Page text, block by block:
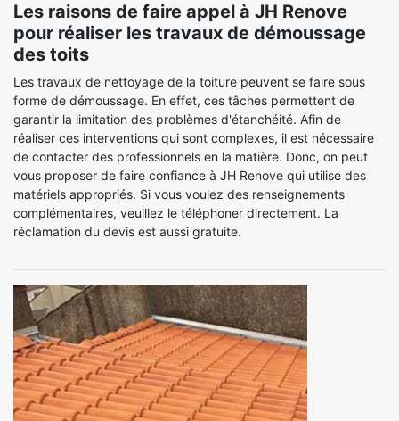
Les raisons de faire appel à JH Renove
pour réaliser les travaux de démoussage
des toits
Les travaux de nettoyage de la toiture peuvent se faire sous
forme de démoussage. En effet, ces tâches permettent de
garantir la limitation des problèmes d'étanchéité. Afin de
réaliser ces interventions qui sont complexes, il est nécessaire
de contacter des professionnels en la matière. Donc, on peut
vous proposer de faire confiance à JH Renove qui utilise des
matériels appropriés. Si vous voulez des renseignements
complémentaires, veuillez le téléphoner directement. La
réclamation du devis est aussi gratuite.